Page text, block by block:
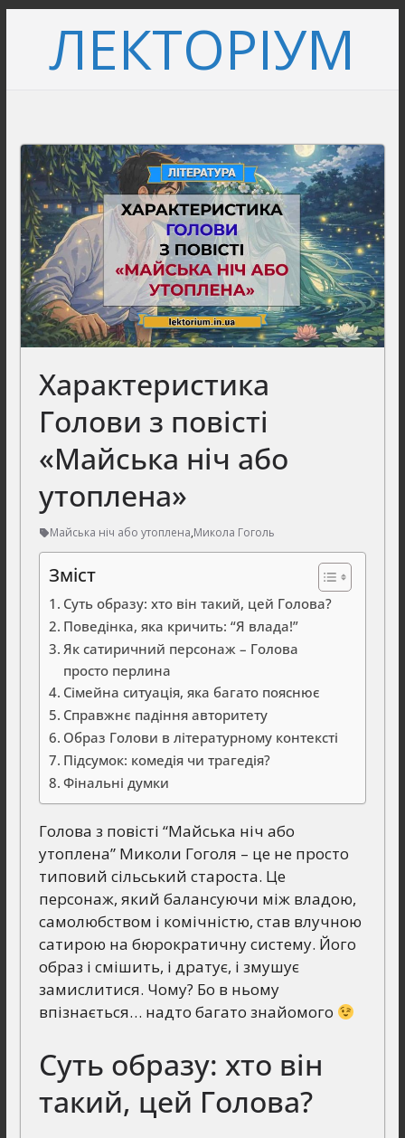
вмістуЛЕКТОРІУМ
Характеристика
Голови з повісті
«Майська ніч або
утоплена»
Майська ніч або утоплена,Микола Гоголь
Зміст
Суть образу: хто він такий, цей Голова?
Поведінка, яка кричить: “Я влада!”
Як сатиричний персонаж – Голова
просто перлина
Сімейна ситуація, яка багато пояснює
Справжнє падіння авторитету
Образ Голови в літературному контексті
Підсумок: комедія чи трагедія?
Фінальні думки
Голова з повісті “Майська ніч або
утоплена” Миколи Гоголя – це не просто
типовий сільський староста. Це
персонаж, який балансуючи між владою,
самолюбством і комічністю, став влучною
сатирою на бюрократичну систему. Його
образ і смішить, і дратує, і змушує
замислитися. Чому? Бо в ньому
впізнається… надто багато знайомого
Суть образу: хто він
такий, цей Голова?